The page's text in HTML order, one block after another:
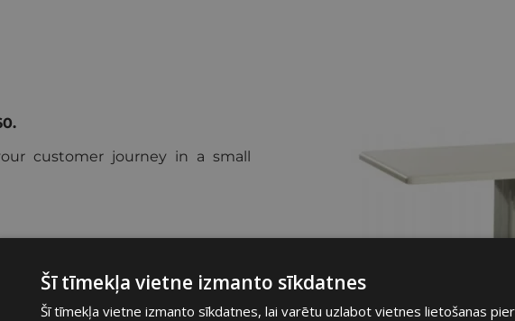
customer journey in a small
Šī tīmekļa vietne izmanto sīkdatnes
Šī tīmekļa vietne izmanto sīkdatnes, lai varētu uzlabot vietnes lietošanas